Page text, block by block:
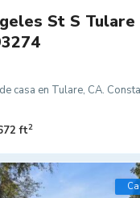
St S Tulare
casa en Tulare, CA.
ft2